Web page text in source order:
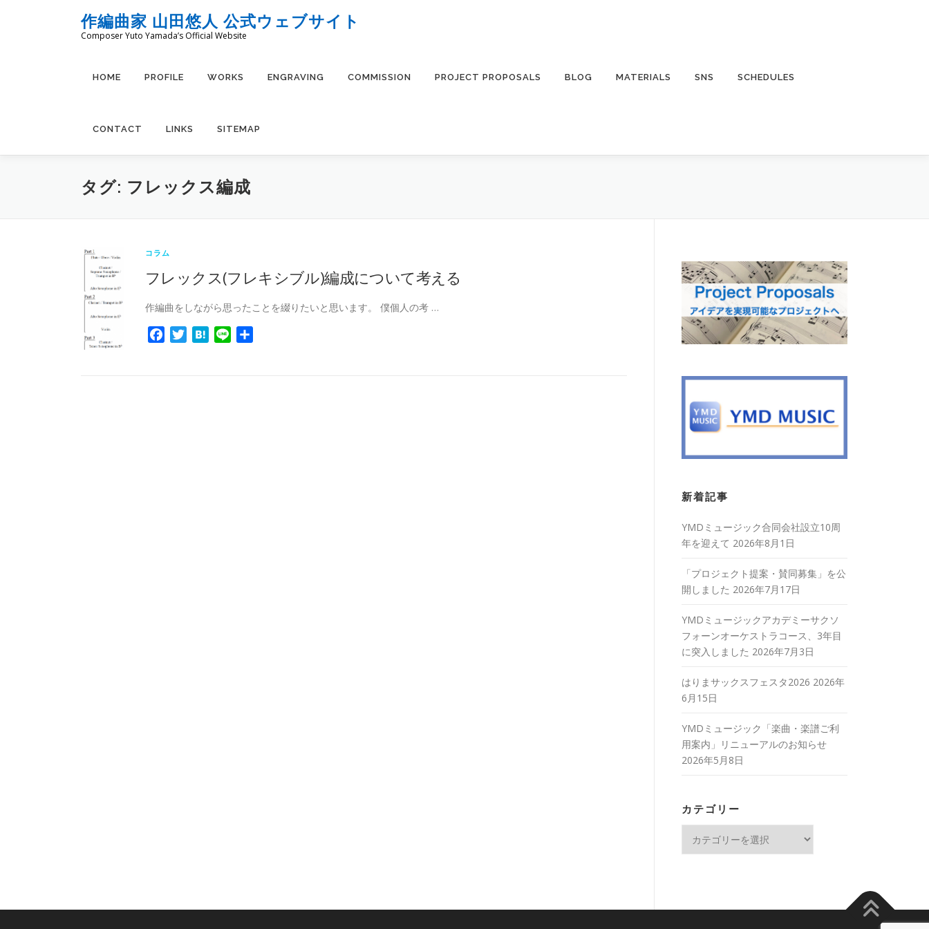
作編曲家 山田悠人 公式ウェブサイト
Composer Yuto Yamada’s Official Website
HOME PROFILE WORKS ENGRAVING COMMISSION PROJECT PROPOSALS BLOG MATERIALS SNS SCHEDULES
CONTACT LINKS SITEMAP
タグ: フレックス編成
コラム
フレックス(フレキシブル)編成について考える
作編曲をしながら思ったことを綴りたいと思います。 僕個人の考 …
FacebookTwitterHatena
Line
新着記事
YMDミュージック合同会社設立10周
年を迎えて 2026年8月1日
「プロジェクト提案・賛同募集」を公
開しました 2026年7月17日
YMDミュージックアカデミーサクソ
フォーンオーケストラコース、3年目
に突入しました 2026年7月3日
はりまサックスフェスタ2026 2026年
6月15日
YMDミュージック「楽曲・楽譜ご利
用案内」リニューアルのお知らせ
2026年5月8日
カテゴリー